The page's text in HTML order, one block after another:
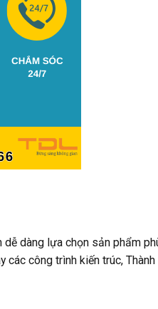
dàng lựa chọn sản phẩm
các công trình kiến trúc,